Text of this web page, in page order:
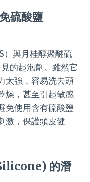
硫酸鹽
）與月桂醇聚醚硫
的起泡劑。雖然它
太強，容易洗去頭
燥，甚至引起敏感
免使用含有硫酸鹽
激，保護頭皮健
的潛